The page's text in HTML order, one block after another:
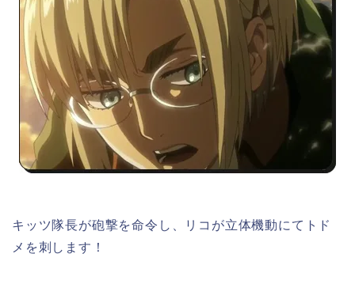
キッツ隊長が砲撃を命令し、リコが立体機動にてトド
メを刺します！